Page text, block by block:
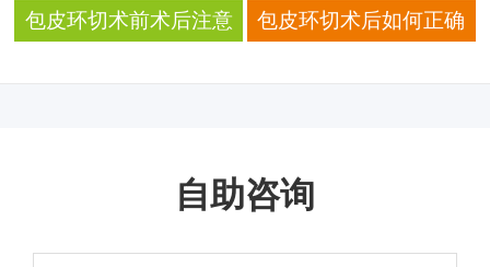
方建议全解析
理要点说明
包皮环切术前术后注意
包皮环切术后如何正确
自助咨询